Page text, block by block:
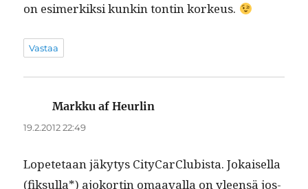
on esimerkik­si kunkin ton­tin korkeus.
Vastaa
Markku af Heurlin
19.2.2012 22:49
Lopete­taan jäky­tys City­Car­Clu­bista. Jokaisel­la
(fik­sul­la*) ajoko­rtin omaaval­la on yleen­sä jos­